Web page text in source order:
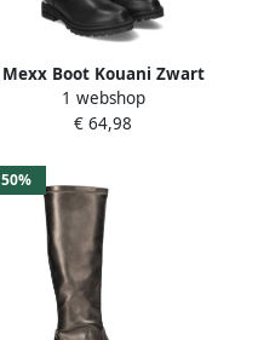
Mexx Boot Kouani Zwart
Dames Boots Elastiek
Laarzen dames
1 webshop
€ 64,98
50%